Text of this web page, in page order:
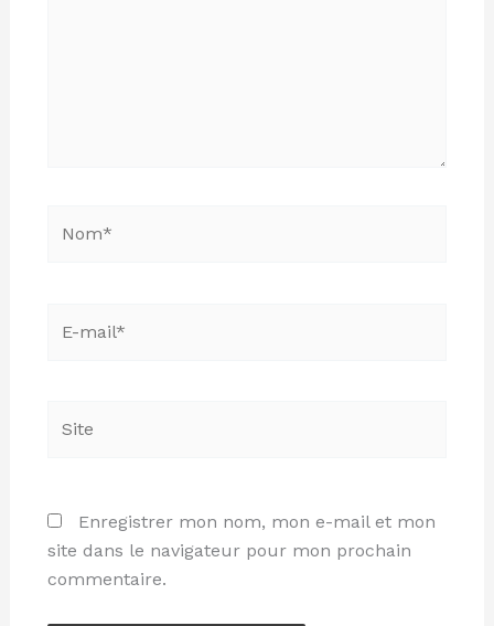
mail*
Enregistrer mon nom, mon e-mail et mon
site dans le navigateur pour mon prochain
commentaire.